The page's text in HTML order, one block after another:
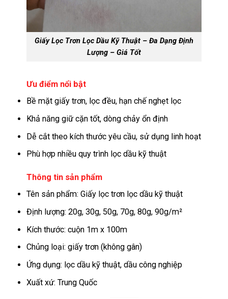
Giấy Lọc Trơn Lọc Dầu Kỹ Thuật – Đa Dạng Định
Lượng – Giá Tốt
Ưu điểm nổi bật
Bề mặt giấy trơn, lọc đều, hạn chế nghẹt lọc
Khả năng giữ cặn tốt, dòng chảy ổn định
Dễ cắt theo kích thước yêu cầu, sử dụng linh hoạt
Phù hợp nhiều quy trình lọc dầu kỹ thuật
Thông tin sản phẩm
Tên sản phẩm: Giấy lọc trơn lọc dầu kỹ thuật
Định lượng: 20g, 30g, 50g, 70g, 80g, 90g/m²
Kích thước: cuộn 1m x 100m
Chủng loại: giấy trơn (không gân)
Ứng dụng: lọc dầu kỹ thuật, dầu công nghiệp
Xuất xứ: Trung Quốc